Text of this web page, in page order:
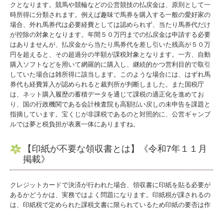
クとなります。競馬や競輪などの公営競技の払戻金は、原則として一
時所得に分類されます。例えば趣味で馬券を購入する一般の愛好家の
場合、外れ馬券代は必要経費としては認められず、当たり馬券代だけ
が控除の対象となります。年間５０万円までの払戻金は申請する必要
はありませんが、払戻金から当たり馬券代を差し引いた残高が５０万
円を超えると、その超過分の半額が課税対象となります。一方、自動
購入ソフトなどを用いて網羅的に購入し、継続的かつ営利目的で取引
していた場合は雑所得に該当します。このような場合には、はずれ馬
券代も経費算入が認められると裁判所が判断しました。また国税庁
は、ネット購入履歴の蓄積データを通じて課税の適正化を進めてお
り、国の行政機関である会計検査院も高額払い戻しの未申告を課題と
指摘しています。宝くじが非課税であるのと対照的に、公営ギャンブ
ルでは夢と税負担が表裏一体にありますね。
【印紙が不要な領収書とは】《令和7年１１月
掲載》
クレジットカードで決済が行われた場合、領収書に印紙を貼る必要が
あるかどうかは、実務ではよく問題になります。印紙税が課されるの
は、印紙税で定められた課税文書に限られているため印紙の要否は作